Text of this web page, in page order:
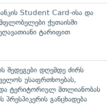
Student Card-ისა და
ქუთაისში
ტარიფით
შედეგები დღემდე ძირს
უსაფრთხოებას,
და ტერიტორიულ მთლიანობას
განცხადება